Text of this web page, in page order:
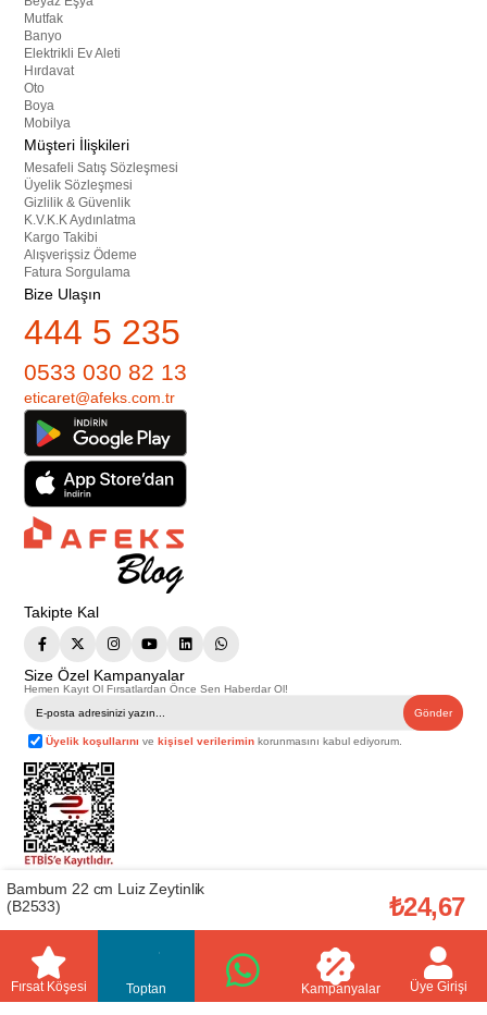
Mutfak
Banyo
Elektrikli Ev Aleti
Hırdavat
Oto
Boya
Mobilya
Müşteri İlişkileri
Mesafeli Satış Sözleşmesi
Üyelik Sözleşmesi
Gizlilik & Güvenlik
K.V.K.K Aydınlatma
Kargo Takibi
Alışverişsiz Ödeme
Fatura Sorgulama
Bize Ulaşın
444 5 235
0533 030 82 13
eticaret@afeks.com.tr
Takipte Kal
Size Özel Kampanyalar
Hemen Kayıt Ol Fırsatlardan Önce Sen Haberdar Ol!
Gönder
Üyelik koşullarını vekişisel verilerimin korunmasını kabul ediyorum.
Telif Hakkı © 2026Afeks Yapı Market
Bu web sitesindeki tüm ürünler ticari amaçlıdır. Web sitemizde yer alan
görsel ve yazılı içerikler firmamıza ait olup, firmamızın yazılı izni alınmadan
hiçbir yazılı/görsel içerik, logo, kopyalanamaz, kaynak gösterilemez ve
başka yerlerde kullanılamaz. İçeriklerin izin alınmadan kopyalanması ve
kullanılması 5846 sayılı Fikir ve Sanat Eserleri Yasasına göre suçtur.
Fırsat Köşesi Toptan Kampanyalar Üye Girişi
Bambum 22 cm Luiz Zeytinlik
(B2533)
₺24,67